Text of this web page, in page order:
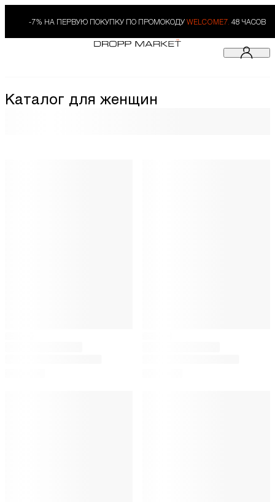
-7% НА ПЕРВУЮ ПОКУПКУ ПО ПРОМОКОДУ WELCOME7. 48 ЧАСОВ
Каталог для женщин